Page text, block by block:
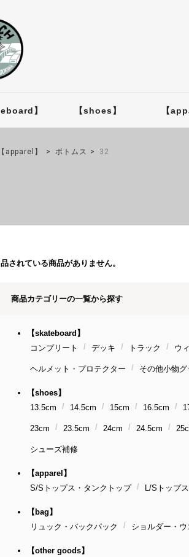
】 【shoes】 【
【apparel】 ボトムス 32
されている商品がありません。
商品カテゴリーの一覧から探す
【skateboard】
コンプリート
デッキ トラック ウ
ヘルメット・プロテクター その他小物グ
【shoes】
13.5cm
14.5cm 15cm 16.5cm
23cm 23.5cm 24cm 24.5cm
シューズ補修
【apparel】
S/Sトップス・タンクトップ
L/Sトップス
【bag】
リュック・バックパック
ショルダー・
【other goods】